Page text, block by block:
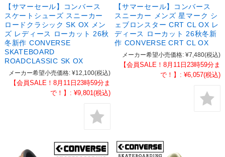
【サマーセール】コンバース
スケートシューズ スニーカー
ロードクラシック SK OX メン
ズ レディース ローカット 26秋
冬新作 CONVERSE
SKATEBOARD
ROADCLASSIC SK OX
メーカー希望小売価格: ¥12,100(税込)
【会員SALE！8月11日23時59分ま
で！】: ¥9,801(税込)
【サマーセール】コンバース
スニーカー メンズ 星マーク シ
ェブロンスター CRT CL OX レ
ディース ローカット 26秋冬新
作 CONVERSE CRT CL OX
メーカー希望小売価格: ¥7,480(税込)
【会員SALE！8月11日23時59分ま
で！】: ¥6,057(税込)